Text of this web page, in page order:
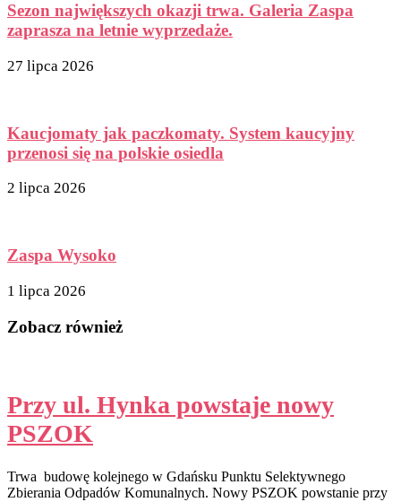
Sezon największych okazji trwa. Galeria Zaspa
zaprasza na letnie wyprzedaże.
27 lipca 2026
Kaucjomaty jak paczkomaty. System kaucyjny
przenosi się na polskie osiedla
2 lipca 2026
Zaspa Wysoko
1 lipca 2026
Zobacz również
Przy ul. Hynka powstaje nowy
PSZOK
Trwa budowę kolejnego w Gdańsku Punktu Selektywnego
Zbierania Odpadów Komunalnych. Nowy PSZOK powstanie przy